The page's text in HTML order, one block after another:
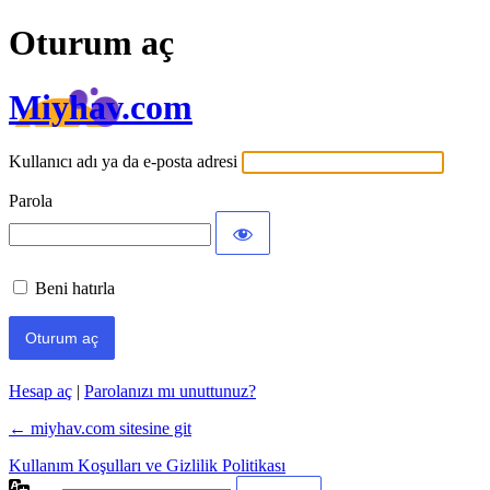
Oturum aç
Miyhav.com
Kullanıcı adı ya da e-posta adresi
Parola
Beni hatırla
Hesap aç | Parolanızı mı unuttunuz?
← miyhav.com sitesine git
Kullanım Koşulları ve Gizlilik Politikası